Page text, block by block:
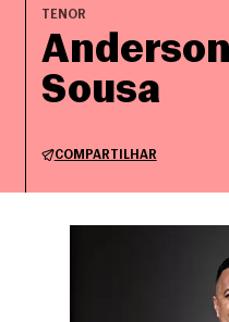
TENOR
Sousa
COMPARTILHAR